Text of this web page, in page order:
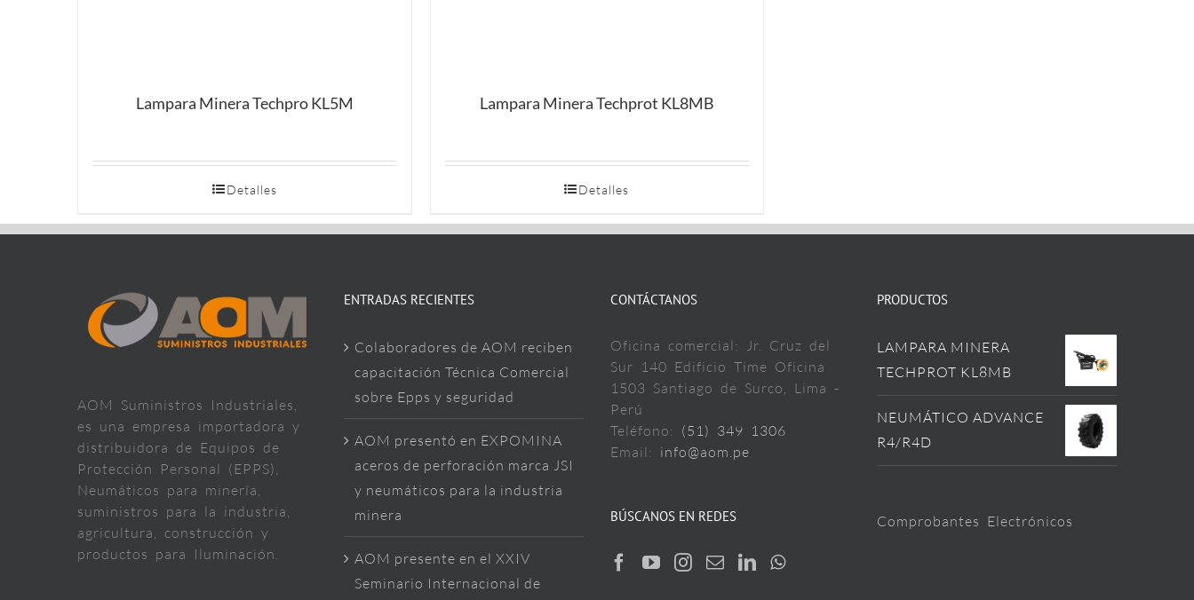
Lampara Minera Techpro KL5M
Detalles
Lampara Minera Techprot KL8MB
Detalles
AOM Suministros Industriales,
es una empresa importadora y
distribuidora de Equipos de
Protección Personal (EPPS),
Neumáticos para minería,
suministros para la industria,
agricultura, construcción y
productos para Iluminación.
ENTRADAS RECIENTES
Colaboradores de AOM reciben
capacitación Técnica Comercial
sobre Epps y seguridad
AOM presentó en EXPOMINA
aceros de perforación marca JSI
y neumáticos para la industria
minera
AOM presente en el XXIV
Seminario Internacional de
CONTÁCTANOS
Oficina comercial: Jr. Cruz del
Sur 140 Edificio Time Oficina
1503 Santiago de Surco, Lima -
Perú
Teléfono: (51) 349 1306
Email: info@aom.pe
BÚSCANOS EN REDES
PRODUCTOS
LAMPARA MINERA
TECHPROT KL8MB
NEUMÁTICO ADVANCE
R4/R4D
Comprobantes Electrónicos